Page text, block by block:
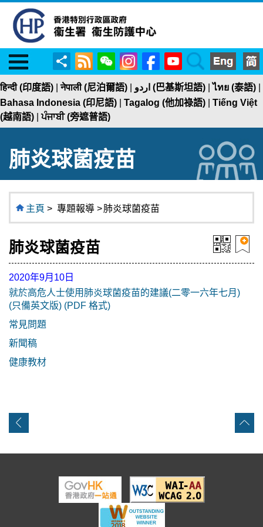
Menu
分
享
RSS WeChatInstagramFacebookYouTubeSearch
हिन्दी (印度語) |नेपाली (尼泊爾語) اردو (巴基斯坦語) |ไทย (泰語)
Bahasa Indonesia (印尼語)
Tagalog (他加祿語)
Tiếng Việt
(越南語) |ਪੰਜਾਬੀ (旁遮普語)
肺炎球菌疫苗
主頁 > 專題報導 >肺炎球菌疫苗
肺炎球菌疫苗
2020年9月10日
就於高危人士使用肺炎球菌疫苗的建議(二零一六年七月)
(只備英文版) (PDF 格式)
常見問題
新聞稿
健康教材